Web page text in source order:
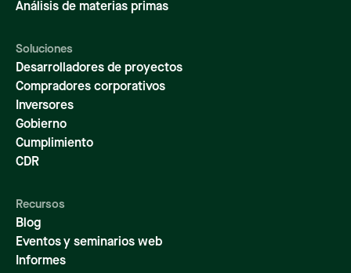
Análisis de materias primas
Soluciones
Desarrolladores de proyectos
Compradores corporativos
Inversores
Gobierno
Cumplimiento
CDR
Recursos
Blog
Eventos y seminarios web
Informes